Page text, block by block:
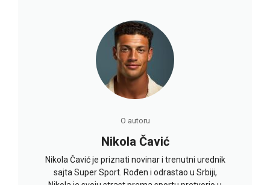
O autoru
Nikola Čavić
Nikola Čavić je priznati novinar i trenutni urednik
sajta Super Sport. Rođen i odrastao u Srbiji,